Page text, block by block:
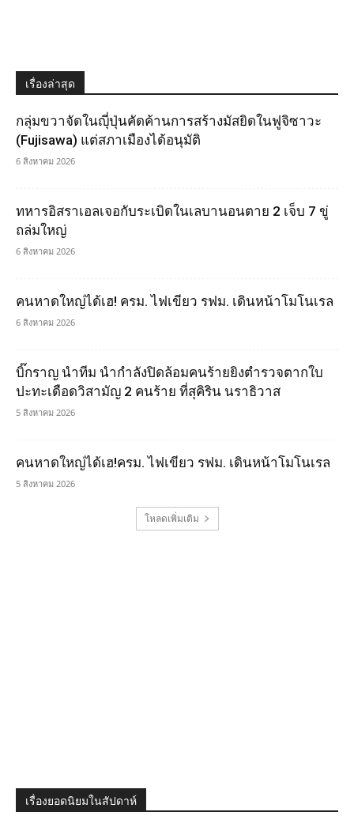
เรื่องล่าสุด
กลุ่มขวาจัดในญุี่ปุ่นคัดค้านการสร้างมัสยิดในฟูจิซาวะ
(Fujisawa) แต่สภาเมืองได้อนุมัติ
6 สิงหาคม 2026
ทหารอิสราเอลเจอกับระเบิดในเลบานอนตาย 2 เจ็บ 7 ขู่
ถล่มใหญ่
6 สิงหาคม 2026
คนหาดใหญ่ได้เฮ! ครม. ไฟเขียว รฟม. เดินหน้าโมโนเรล
6 สิงหาคม 2026
บิ๊กราญ นำทีม นำกำลังปิดล้อมคนร้ายยิงตำรวจตากใบ
ปะทะเดือดวิสามัญ 2 คนร้าย ที่สุคิริน นราธิวาส
5 สิงหาคม 2026
คนหาดใหญ่ได้เฮ!ครม. ไฟเขียว รฟม. เดินหน้าโมโนเรล
5 สิงหาคม 2026
โหลดเพิ่มเติม
เรื่องยอดนิยมในสัปดาห์